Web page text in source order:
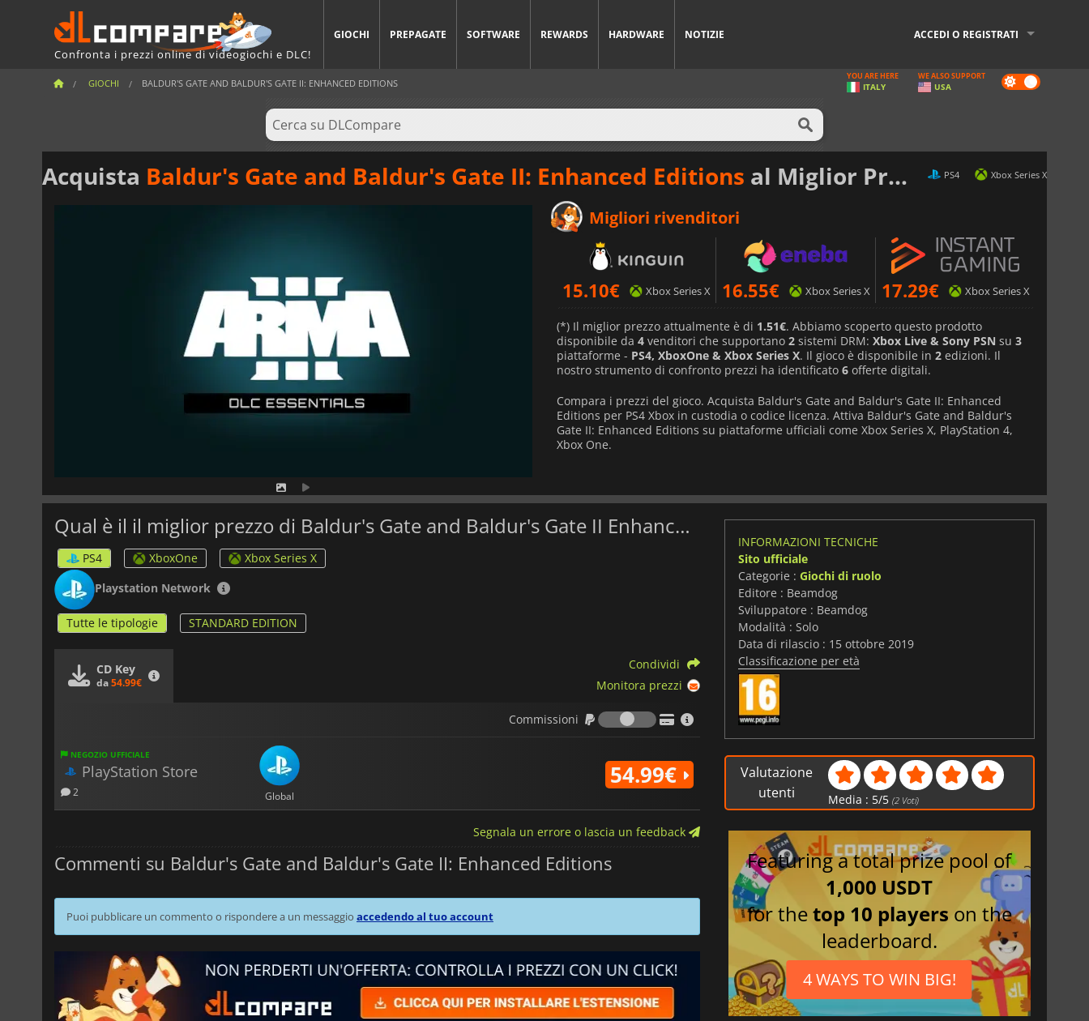
Confronta i prezzi online di videogiochi e DLC!
GIOCHI PREPAGATE SOFTWARE REWARDS HARDWARE NOTIZIE ACCEDI O REGISTRATI
GIOCHI BALDUR'S GATE AND BALDUR'S GATE II: ENHANCED EDITIONS Dark
mode
YOU ARE HERE
ITALY
WE ALSO SUPPORT
USA
Acquista Baldur's Gate and Baldur's Gate II: Enhanced Editions al Miglior Prezzo PS4 Xbox Series X
Migliori rivenditori
15.10€ Xbox Series X 16.55€ Xbox Series X 17.29€ Xbox Series X
(*) Il miglior prezzo attualmente è di 1.51€. Abbiamo scoperto questo prodotto
disponibile da 4 venditori che supportano 2 sistemi DRM: Xbox Live & Sony PSN su 3
piattaforme - PS4, XboxOne & Xbox Series X. Il gioco è disponibile in 2 edizioni. Il
nostro strumento di confronto prezzi ha identificato 6 offerte digitali.
Compara i prezzi del gioco. Acquista Baldur's Gate and Baldur's Gate II: Enhanced
Editions per PS4 Xbox in custodia o codice licenza. Attiva Baldur's Gate and Baldur's
Gate II: Enhanced Editions su piattaforme ufficiali come Xbox Series X, PlayStation 4,
Xbox One.
Qual è il il miglior prezzo di Baldur's Gate and Baldur's Gate II Enhanced Editions?
PS4 XboxOne
Xbox Series X
Playstation Network
Tutte le tipologie STANDARD EDITION
CD Key
da54.99€
Condividi
Monitora prezzi
Commissioni
Commissioni
NEGOZIO UFFICIALE
PlayStation Store
2 Global
54.99€
Segnala un errore o lascia un feedback
Commenti su Baldur's Gate and Baldur's Gate II: Enhanced Editions
Puoi pubblicare un commento o rispondere a un messaggio accedendo al tuo account
INFORMAZIONI TECNICHE
Sito ufficiale
Categorie : Giochi di ruolo
Editore : Beamdog
Sviluppatore : Beamdog
Modalità : Solo
Data di rilascio : 15 ottobre 2019
Classificazione per età
Valutazione
utenti
Media : 5/5 (2 Voti)
Featuring a total prize pool of
1,000 USDT
for thetop 10 players on the
leaderboard.
4 WAYS TO WIN BIG!